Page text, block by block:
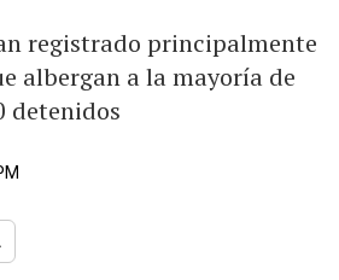
registrado principalmente
albergan a la mayoría de
detenidos